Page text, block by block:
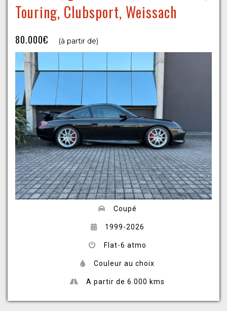
Touring, Clubsport, Weissach
80.000€ (à partir de)
Coupé
1999-2026
Flat-6 atmo
Couleur au choix
A partir de 6.000 kms